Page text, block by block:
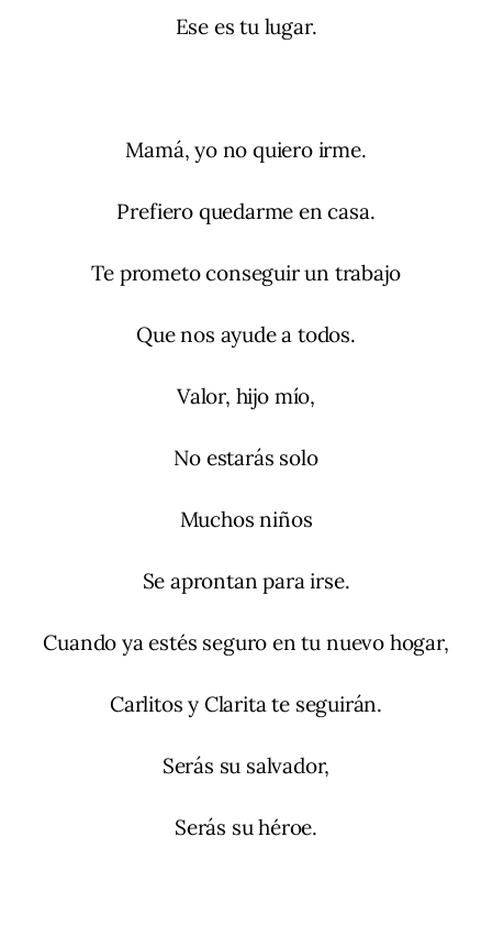
Ese es tu lugar.
Mamá, yo no quiero irme.
Prefiero quedarme en casa.
Te prometo conseguir un trabajo
Que nos ayude a todos.
Valor, hijo mío,
No estarás solo
Muchos niños
Se aprontan para irse.
Cuando ya estés seguro en tu nuevo hogar,
Carlitos y Clarita te seguirán.
Serás su salvador,
Serás su héroe.